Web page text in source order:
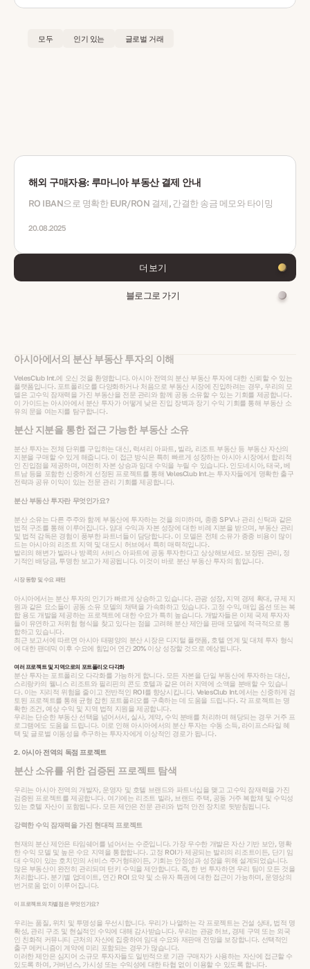
모두 인기 있는 글로벌 거래
해외 구매자용: 루마니아 부동산 결제 안내
RO IBAN으로 명확한 EUR/RON 결제, 간결한 송금 메모와 타이밍
20.08.2025
더 보기
블로그로 가기
아시아에서의 분산 부동산 투자의 이해
VelesClub Int.에 오신 것을 환영합니다. 아시아 전역의 분산 부동산 투자에 대한 신뢰할 수 있는
플랫폼입니다. 포트폴리오를 다양화하거나 처음으로 부동산 시장에 진입하려는 경우, 우리의 모
델은 고수익 잠재력을 가진 부동산을 전문 관리와 함께 공동 소유할 수 있는 기회를 제공합니다.
이 가이드는 아시아에서 분산 투자가 어떻게 낮은 진입 장벽과 장기 수익 기회를 통해 부동산 소
유의 문을 여는지를 탐구합니다.
분산 지분을 통한 접근 가능한 부동산 소유
분산 투자는 전체 단위를 구입하는 대신, 럭셔리 아파트, 빌라, 리조트 부동산 등 부동산 자산의
지분을 구매할 수 있게 해줍니다. 이 접근 방식은 특히 빠르게 성장하는 아시아 시장에서 합리적
인 진입점을 제공하며, 여전히 자본 상승과 임대 수익을 누릴 수 있습니다. 인도네시아, 태국, 베
트남 등을 포함한 신중하게 선정된 프로젝트를 통해 VelesClub Int.는 투자자들에게 명확한 출구
전략과 공유 이익이 있는 전문 관리 기회를 제공합니다.
분산 부동산 투자란 무엇인가요?
분산 소유는 다른 주주와 함께 부동산에 투자하는 것을 의미하며, 종종 SPV나 관리 신탁과 같은
법적 구조를 통해 이루어집니다. 임대 수익과 자본 성장에 대한 비례 지분을 받으며, 부동산 관리
및 법적 감독은 경험이 풍부한 파트너들이 담당합니다. 이 모델은 전체 소유가 종종 비용이 많이
드는 아시아의 리조트 지역 및 대도시 허브에서 특히 매력적입니다.
발리의 해변가 빌라나 방콕의 서비스 아파트에 공동 투자한다고 상상해보세요. 보장된 관리, 정
기적인 배당금, 투명한 보고가 제공됩니다. 이것이 바로 분산 부동산 투자의 힘입니다.
시장 동향 및 수요 패턴
아시아에서는 분산 투자의 인기가 빠르게 상승하고 있습니다. 관광 성장, 지역 경제 확대, 규제 지
원과 같은 요소들이 공동 소유 모델의 채택을 가속화하고 있습니다. 고정 수익, 매입 옵션 또는 복
합 용도 개발을 제공하는 프로젝트에 대한 수요가 특히 높습니다. 개발자들은 이제 국제 투자자
들이 유연하고 저위험 형식을 찾고 있다는 점을 고려해 분산 제안을 판매 모델에 적극적으로 통
합하고 있습니다.
최근 보고서에 따르면 아시아 태평양의 분산 시장은 디지털 플랫폼, 호텔 연계 및 대체 투자 형식
에 대한 팬데믹 이후 수요에 힘입어 연간 20% 이상 성장할 것으로 예상됩니다.
여러 프로젝트 및 지역으로의 포트폴리오 다각화
분산 투자는 포트폴리오 다각화를 가능하게 합니다. 모든 자본을 단일 부동산에 투자하는 대신,
스리랑카의 웰니스 리조트와 필리핀의 콘도 호텔과 같은 여러 지역에 소액을 분배할 수 있습니
다. 이는 지리적 위험을 줄이고 전반적인 ROI를 향상시킵니다. VelesClub Int.에서는 신중하게 검
토된 프로젝트를 통해 균형 잡힌 포트폴리오를 구축하는 데 도움을 드립니다. 각 프로젝트는 명
확한 조건, 예상 수익 및 지역 법적 지원을 제공합니다.
우리는 단순한 부동산 선택을 넘어서서, 실사, 계약, 수익 분배를 처리하며 해당되는 경우 거주 프
로그램에도 도움을 드립니다. 이로 인해 아시아에서의 분산 투자는 수동 소득, 라이프스타일 혜
택 및 글로벌 이동성을 추구하는 투자자에게 이상적인 경로가 됩니다.
2. 아시아 전역의 독점 프로젝트
분산 소유를 위한 검증된 프로젝트 탐색
우리는 아시아 전역의 개발자, 운영자 및 호텔 브랜드와 파트너십을 맺고 고수익 잠재력을 가진
검증된 프로젝트를 제공합니다. 여기에는 리조트 빌라, 브랜드 주택, 공동 거주 복합체 및 수익성
있는 호텔 자산이 포함됩니다. 모든 제안은 전문 관리와 법적 안전 장치로 뒷받침됩니다.
강력한 수익 잠재력을 가진 현대적 프로젝트
현재의 분산 제안은 타임쉐어를 넘어서는 수준입니다. 가장 우수한 개발은 자산 기반 보안, 명확
한 수익 모델 및 높은 수요 지역을 통합합니다. 고정 ROI가 제공되는 발리의 리조트이든, 단기 임
대 수익이 있는 호치민의 서비스 주거형태이든, 기회는 안정성과 성장을 위해 설계되었습니다.
많은 부동산이 완전히 관리되며 턴키 수익을 제안합니다. 즉, 한 번 투자하면 우리 팀이 모든 것을
처리합니다. 분기별 업데이트, 연간 ROI 요약 및 소유자 특권에 대한 접근이 가능하며, 운영상의
번거로움 없이 이루어집니다.
이 프로젝트의 차별점은 무엇인가요?
우리는 품질, 위치 및 투명성을 우선시합니다. 우리가 나열하는 각 프로젝트는 건설 상태, 법적 명
확성, 관리 구조 및 현실적인 수익에 대해 감사받습니다. 우리는 관광 허브, 경제 구역 또는 외국
인 친화적 커뮤니티 근처의 자산에 집중하여 임대 수요와 재판매 전망을 보장합니다. 선택적인
출구 메커니즘이 계약에 미리 포함되는 경우가 많습니다.
이러한 제안은 심지어 소규모 투자자들도 일반적으로 기관 구매자가 사용하는 자산에 접근할 수
있도록 하여, 거버넌스, 가시성 또는 수익성에 대한 타협 없이 이용할 수 있도록 합니다.